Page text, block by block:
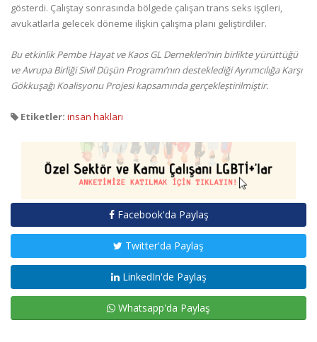
gösterdi. Çalıştay sonrasında bölgede çalışan trans seks işçileri,
avukatlarla gelecek döneme ilişkin çalışma planı geliştirdiler.
Bu etkinlik Pembe Hayat ve Kaos GL Dernekleri’nin birlikte yürüttüğü
ve Avrupa Birliği Sivil Düşün Programı’nın desteklediği Ayrımcılığa Karşı
Gökkuşağı Koalisyonu Projesi kapsamında gerçekleştirilmiştir.
Etiketler: insan hakları
Facebook'da Paylaş
Twitter'da Paylaş
LinkedIn'de Paylaş
Whatsapp'da Paylaş